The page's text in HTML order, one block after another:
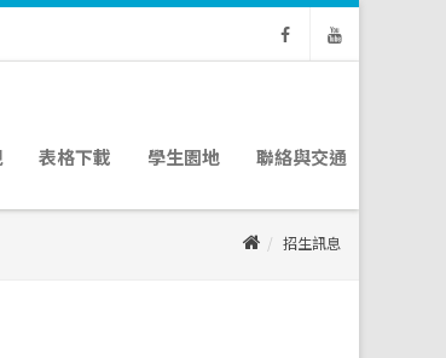
表格下載 學生園地 聯絡與交通
招生訊息